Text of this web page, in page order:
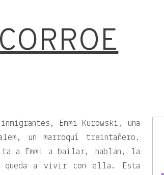
Emmi Kurowski, una
un marroquí treintañero.
a Emmi a bailar, hablan, la
queda a vivir con ella. Esta